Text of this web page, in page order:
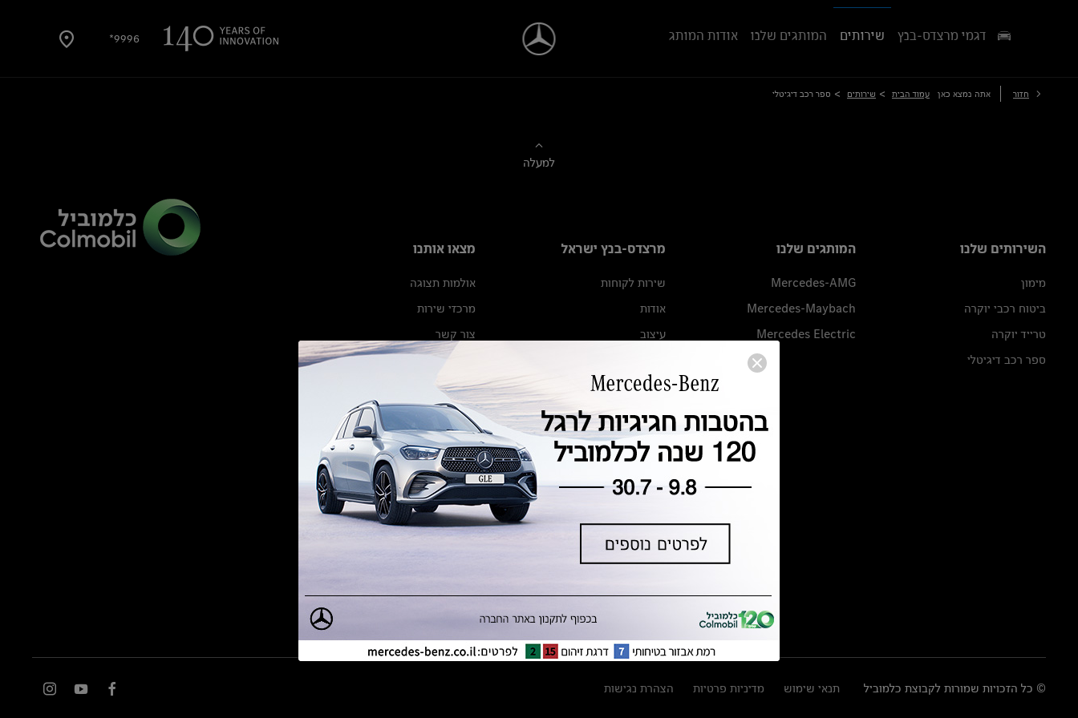
9996* דגמי מרצדס-בנץ שירותים המותגים שלנו אודות המותג
חזור אתה נמצא כאן עמוד הבית > שירותים > ספר רכב דיגיטלי
למעלה
השירותים שלנו
מימון
ביטוח רכבי יוקרה
טרייד יוקרה
ספר רכב דיגיטלי
המותגים שלנו
Mercedes-AMG
Mercedes-Maybach
Mercedes Electric
מרצדס-בנץ ישראל
שירות לקוחות
אודות
עיצוב
מגזין מרצדס-בנץ
ספרי רכב מרצדס-בנץ
נתוני זיהום אוויר וצריכת דלק וחשמל
נתוני תווית צמיגים
מחירון חלפים
הודעה על הטבות לרכבי מרצדס בהסדר
מצאו אותנו
אולמות תצוגה
מרכזי שירות
צור קשר
© כל הזכויות שמורות לקבוצת כלמוביל תנאי שימוש מדיניות פרטיות הצהרת נגישות